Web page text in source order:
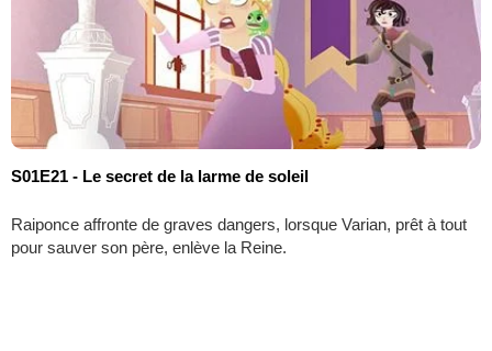
S01E21 - Le secret de la larme de soleil
Raiponce affronte de graves dangers, lorsque Varian, prêt à tout
pour sauver son père, enlève la Reine.